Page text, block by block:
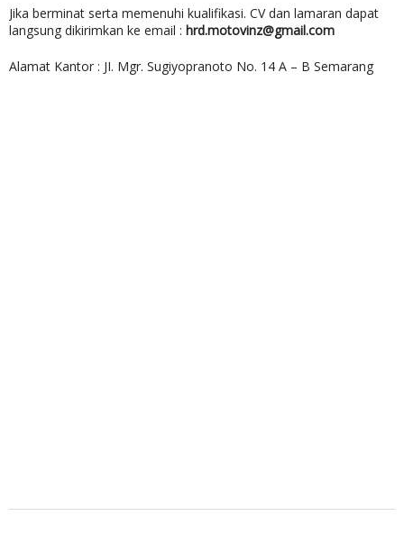
Jika berminat serta memenuhi kualifikasi. CV dan lamaran dapat
langsung dikirimkan ke email : hrd.motovinz@gmail.com
Alamat Kantor : JI. Mgr. Sugiyopranoto No. 14 A – B Semarang